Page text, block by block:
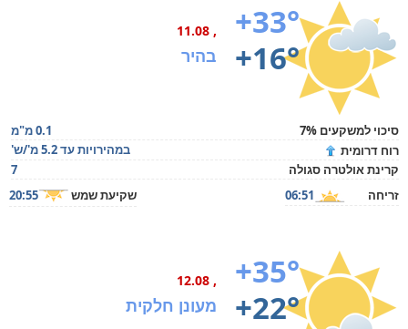
+33°
+16°
, 11.08
בהיר
סיכוי למשקעים 7%
0.1 מ"מ
רוח דרומית
במהירויות עד 5.2 מ'/ש'
קרינת אולטרה סגולה
7
זריחה
06:51 שקיעת שמש 20:55
+35°
+22°
, 12.08
מעונן חלקית